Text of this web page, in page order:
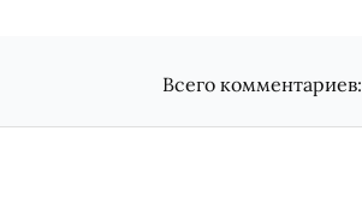
Всего комментариев: